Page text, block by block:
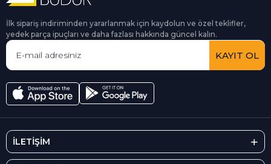
İlk sipariş indiriminden yararlanmak için kaydolun ve özel teklifler,
yedek parça ipuçları ve daha fazlası hakkında güncel kalın.
KAYIT OL
İLETİŞİM